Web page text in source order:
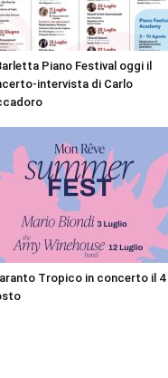
Piano Festival oggi il
intervista di Carlo
Tropico in concerto il 4